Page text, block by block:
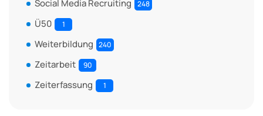
Social Media Recruiting 248
Ü50 1
Weiterbildung 240
Zeitarbeit 90
Zeiterfassung 1